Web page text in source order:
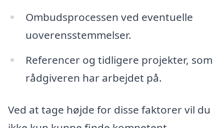
Ombudsprocessen ved eventuelle
uoverensstemmelser.
Referencer og tidligere projekter, som
rådgiveren har arbejdet på.
Ved at tage højde for disse faktorer vil du